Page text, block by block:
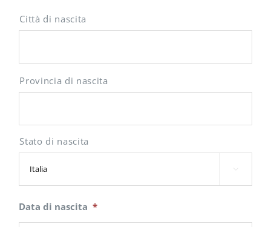
Città di nascita
Provincia di nascita
Stato di nascita

Data di nascita *